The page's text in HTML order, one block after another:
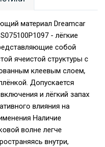
материал Dreamcar
- лёгкие
собой
ячеистой структуры с
клеевым слоем,
Допускается
и лёгкий запах
влияния на
Наличие
волне легче
внутри,